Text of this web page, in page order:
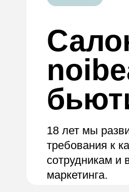
18 лет мы
требования к
сотрудникам и
маркетинга.